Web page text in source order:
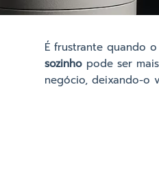
É frustrante quando
sozinho pode ser
negócio, deixando-o